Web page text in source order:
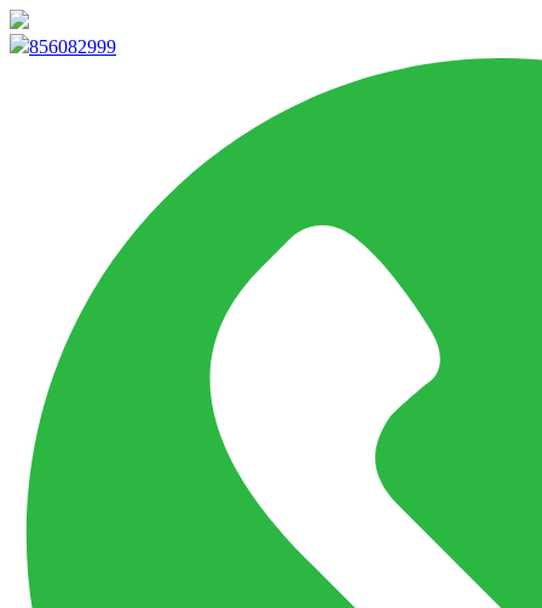
856082999